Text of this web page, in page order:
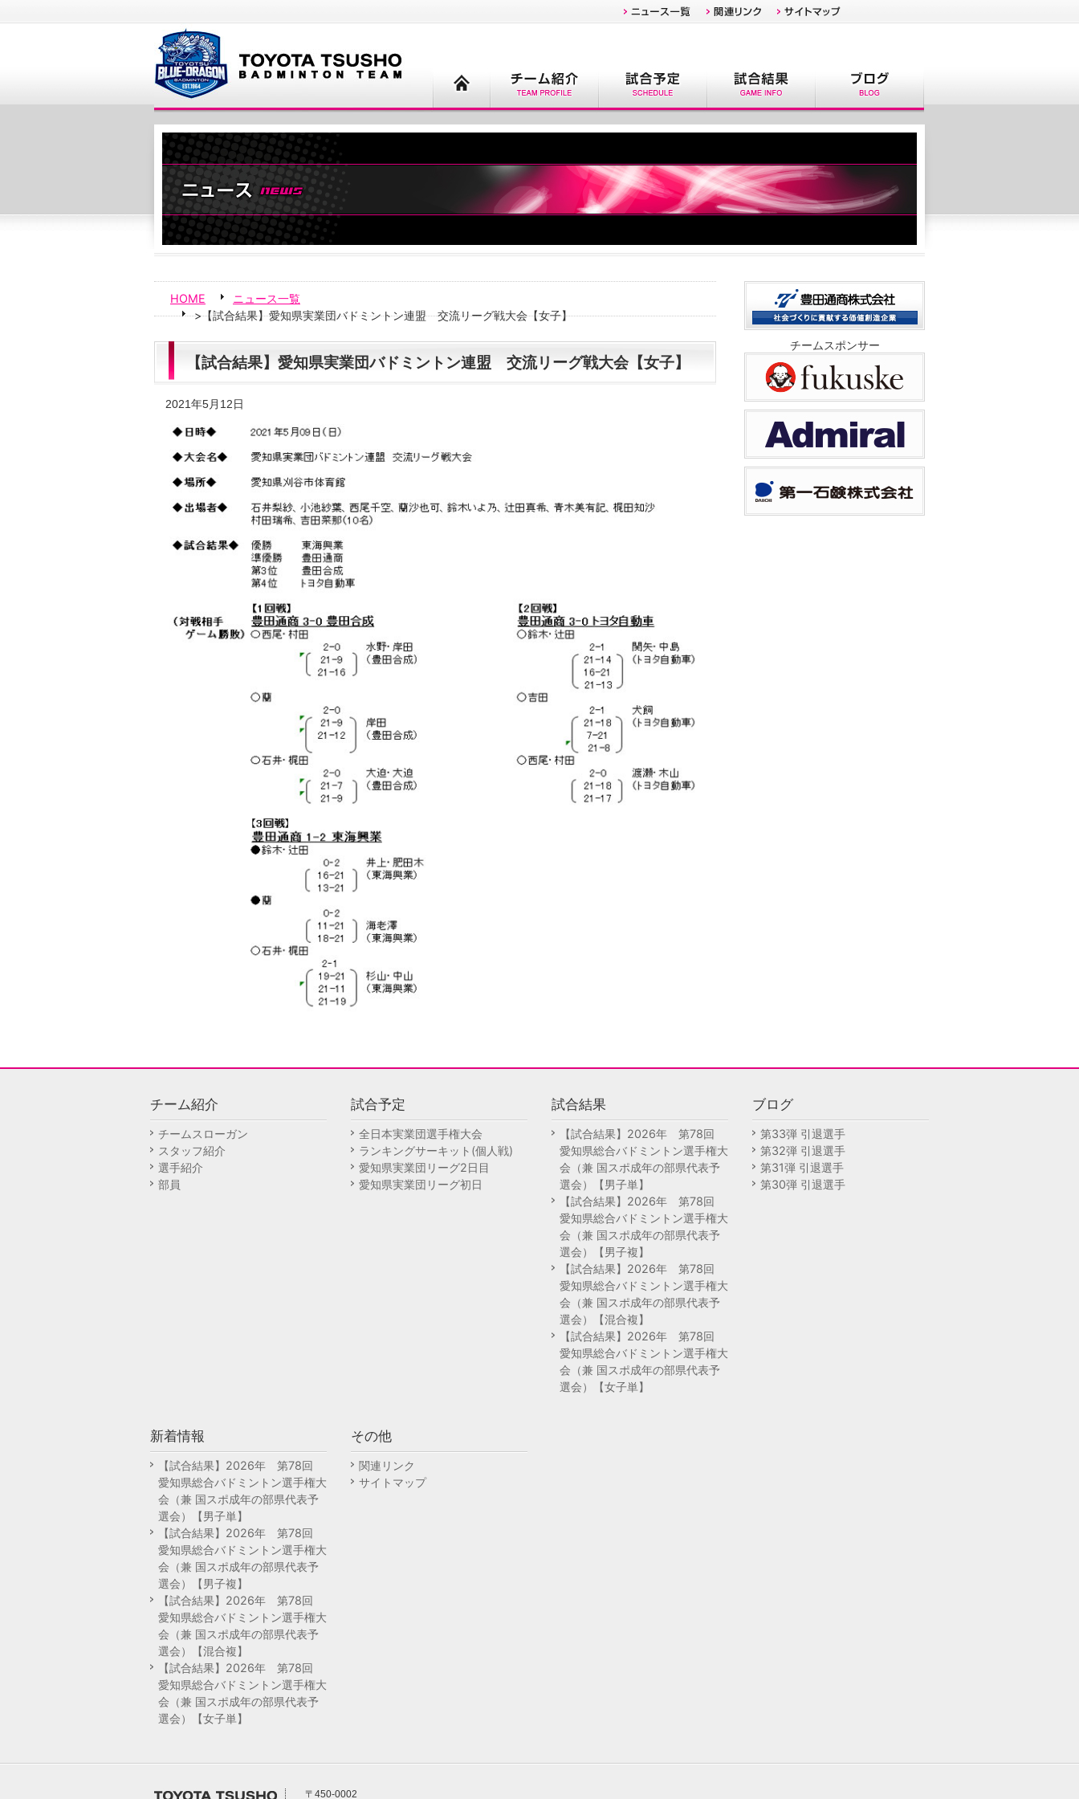
HOME
ニュース一覧
>【試合結果】愛知県実業団バドミントン連盟 交流リーグ戦大会【女子】
【試合結果】愛知県実業団バドミントン連盟 交流リーグ戦大会【女子】
2021年5月12日
チームスポンサー
チーム紹介
チームスローガン
スタッフ紹介
選手紹介
部員
試合予定
全日本実業団選手権大会
ランキングサーキット(個人戦)
愛知県実業団リーグ2日目
愛知県実業団リーグ初日
試合結果
【試合結果】2026年 第78回
愛知県総合バドミントン選手権大
会（兼 国スポ成年の部県代表予
選会）【男子単】
【試合結果】2026年 第78回
愛知県総合バドミントン選手権大
会（兼 国スポ成年の部県代表予
選会）【男子複】
【試合結果】2026年 第78回
愛知県総合バドミントン選手権大
会（兼 国スポ成年の部県代表予
選会）【混合複】
【試合結果】2026年 第78回
愛知県総合バドミントン選手権大
会（兼 国スポ成年の部県代表予
選会）【女子単】
ブログ
第33弾 引退選手
第32弾 引退選手
第31弾 引退選手
第30弾 引退選手
新着情報
【試合結果】2026年 第78回
愛知県総合バドミントン選手権大
会（兼 国スポ成年の部県代表予
選会）【男子単】
【試合結果】2026年 第78回
愛知県総合バドミントン選手権大
会（兼 国スポ成年の部県代表予
選会）【男子複】
【試合結果】2026年 第78回
愛知県総合バドミントン選手権大
会（兼 国スポ成年の部県代表予
選会）【混合複】
【試合結果】2026年 第78回
愛知県総合バドミントン選手権大
会（兼 国スポ成年の部県代表予
選会）【女子単】
その他
関連リンク
サイトマップ
〒450-0002